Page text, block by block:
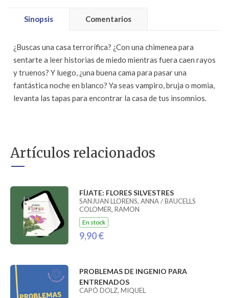
Sinopsis Comentarios
¿Buscas una casa terrorífica? ¿Con una chimenea para
sentarte a leer historias de miedo mientras fuera caen rayos
y truenos? Y luego, ¿una buena cama para pasar una
fantástica noche en blanco? Ya seas vampiro, bruja o momia,
levanta las tapas para encontrar la casa de tus insomnios.
Artículos relacionados
FÍJATE: FLORES SILVESTRES
SANJUAN LLORENS, ANNA / BAUCELLS
COLOMER, RAMON
En stock
9,90 €
PROBLEMAS DE INGENIO PARA
ENTRENADOS
CAPÓ DOLZ, MIQUEL